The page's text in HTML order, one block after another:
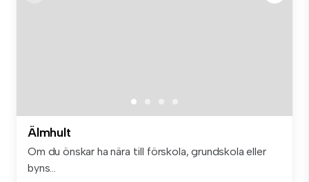
Älmhult
Om du önskar ha nära till förskola, grundskola eller
byns...